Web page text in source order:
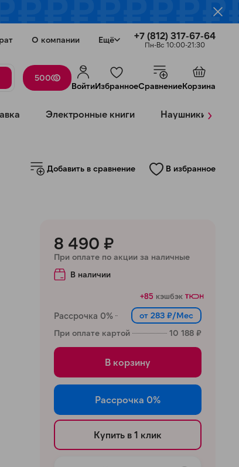
О компании Ещё +7 (812) 317-67-64
Пн-Вс 10:00-21:30
500
ВойтиИзбранноеСравнениеКорзина
Электронные книги Наушники ›
Добавить в сравнение В избранное
8 490 ₽
При оплате по акции за наличные
В наличии
+85 кэшбэк
Рассрочка 0%
от 283 ₽/Мес
При оплате картой
10 188 ₽
В корзину
Рассрочка 0%
Купить в 1 клик